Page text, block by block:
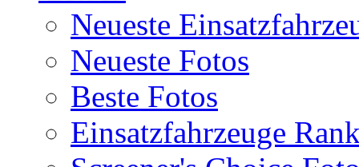
Neueste
Neueste Fotos
Beste Fotos
Einsatzfahrzeuge